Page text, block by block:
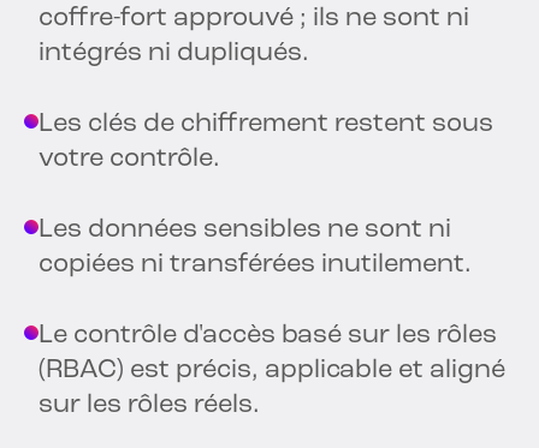
coffre-fort approuvé ; ils ne sont ni
intégrés ni dupliqués.
Les clés de chiffrement restent sous
votre contrôle.
Les données sensibles ne sont ni
copiées ni transférées inutilement.
Le contrôle d'accès basé sur les rôles
(RBAC) est précis, applicable et aligné
sur les rôles réels.